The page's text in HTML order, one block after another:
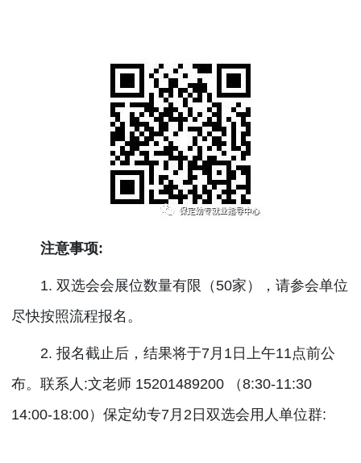
注意事项:
1. 双选会会展位数量有限（50家），请参会单位
尽快按照流程报名。
2. 报名截止后，结果将于7月1日上午11点前公
布。联系人:文老师 15201489200 （8:30-11:30
14:00-18:00）保定幼专7月2日双选会用人单位群: